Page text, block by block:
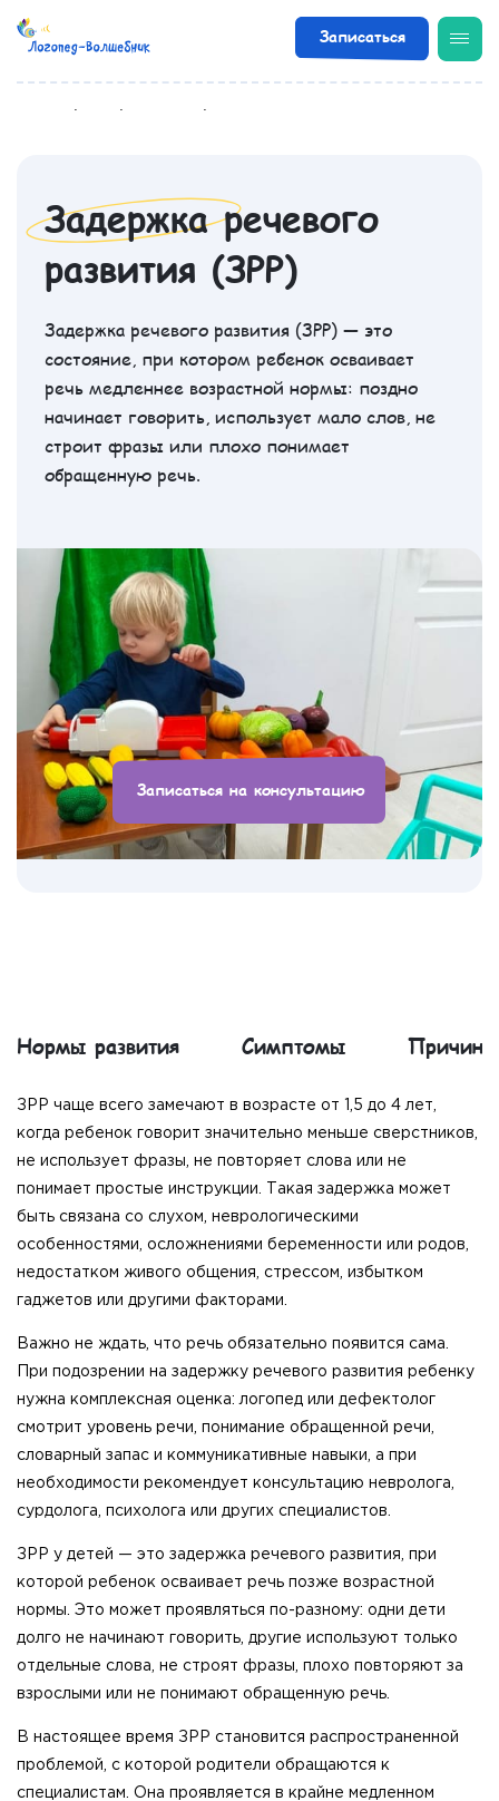
Записаться
Задержка речевого
развития (ЗРР)
Задержка речевого развития (ЗРР) — это
состояние, при котором ребенок осваивает
речь медленнее возрастной нормы: поздно
начинает говорить, использует мало слов, не
строит фразы или плохо понимает
обращенную речь.
Записаться на консультацию
Нормы развития Симптомы Причины
ЗРР чаще всего замечают в возрасте от 1,5 до 4 лет,
когда ребенок говорит значительно меньше сверстников,
не использует фразы, не повторяет слова или не
понимает простые инструкции. Такая задержка может
быть связана со слухом, неврологическими
особенностями, осложнениями беременности или родов,
недостатком живого общения, стрессом, избытком
гаджетов или другими факторами.
Важно не ждать, что речь обязательно появится сама.
При подозрении на задержку речевого развития ребенку
нужна комплексная оценка: логопед или дефектолог
смотрит уровень речи, понимание обращенной речи,
словарный запас и коммуникативные навыки, а при
необходимости рекомендует консультацию невролога,
сурдолога, психолога или других специалистов.
ЗРР у детей — это задержка речевого развития, при
которой ребенок осваивает речь позже возрастной
нормы. Это может проявляться по-разному: одни дети
долго не начинают говорить, другие используют только
отдельные слова, не строят фразы, плохо повторяют за
взрослыми или не понимают обращенную речь.
В настоящее время ЗРР становится распространенной
проблемой, с которой родители обращаются к
специалистам. Она проявляется в крайне медленном